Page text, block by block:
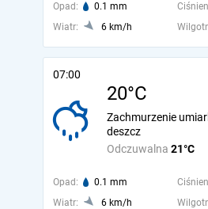
Opad: 0.1 mm
Wiatr:
6 km/h
07:00
20°C
Odczuwalna 21°C
Zachmurzenie
deszcz
Opad: 0.1 mm
Wiatr:
6 km/h